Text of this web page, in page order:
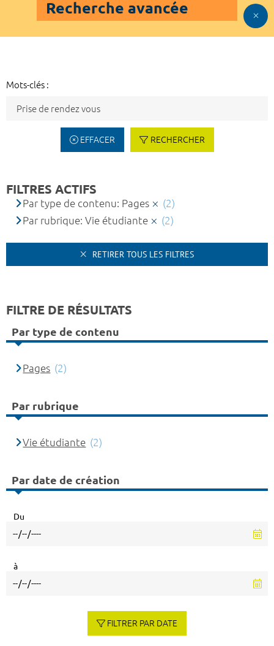
Recherche avancée
Mots-clés :
EFFACER RECHERCHER
FILTRES ACTIFS
Par type de contenu: Pages
(2)
Par rubrique: Vie étudiante
(2)
RETIRER TOUS LES FILTRES
FILTRE DE RÉSULTATS
Par type de contenu
Pages (2)
Par rubrique
Vie étudiante (2)
Par date de création
Du
à
FILTRER PAR DATE